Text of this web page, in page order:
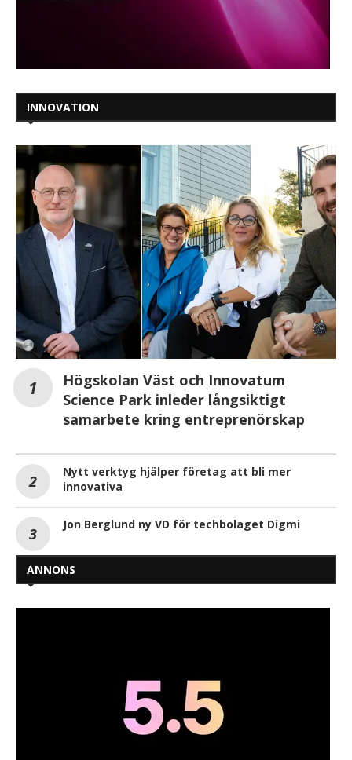
INNOVATION
Högskolan Väst och Innovatum
Science Park inleder långsiktigt
samarbete kring entreprenörskap
Nytt verktyg hjälper företag att bli mer
innovativa
Jon Berglund ny VD för techbolaget Digmi
ANNONS